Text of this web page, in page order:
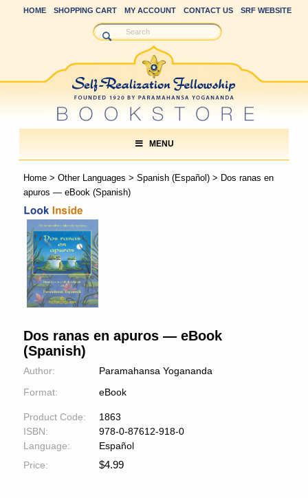
HOME SHOPPING CART MY ACCOUNT CONTACT US SRF WEBSITE
MENU
Home> Other Languages > Spanish (Español)> Dos ranas en
apuros — eBook (Spanish)
Dos ranas en apuros — eBook
(Spanish)
Author:
Paramahansa Yogananda
Format:
eBook
Product Code:
1863
ISBN:
978-0-87612-918-0
Language:
Español
Price:
$4.99